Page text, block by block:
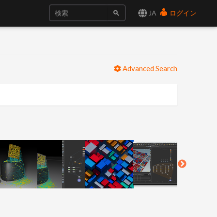
JA ログイン
Advanced Search